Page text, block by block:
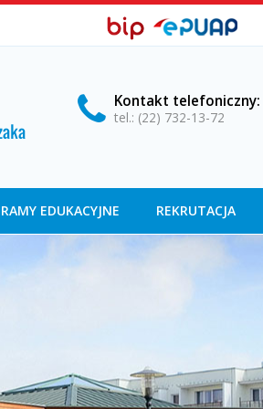
Biuletyn
Informacji
EPUAP
Kontakt telefoniczny:
tel.: (22) 732-13-72
EDUKACYJNE REKRUTACJA